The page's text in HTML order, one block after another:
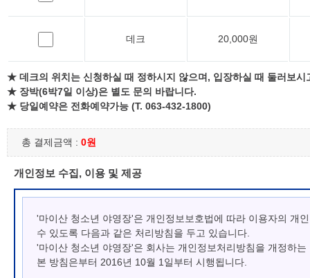
데크 20,000원
★ 데크의 위치는 신청하실 때 정하시지 않으며, 입장하실 때 둘러보시
★ 장박(6박7일 이상)은 별도 문의 바랍니다.
★ 당일예약은 전화예약가능 (T. 063-432-1800)
총 결제금액 : 0원
개인정보 수집, 이용 및 제공
'마이산 청소년 야영장'은 개인정보보호법에 따라 이용자의 개
수 있도록 다음과 같은 처리방침을 두고 있습니다.
'마이산 청소년 야영장'은 회사는 개인정보처리방침을 개정하
본 방침은부터 2016년 10월 1일부터 시행됩니다.